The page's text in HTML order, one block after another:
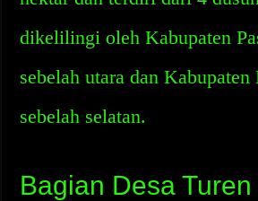
dikelilingi oleh Kabupaten
sebelah utara dan
sebelah selatan.
Bagian Desa Turen